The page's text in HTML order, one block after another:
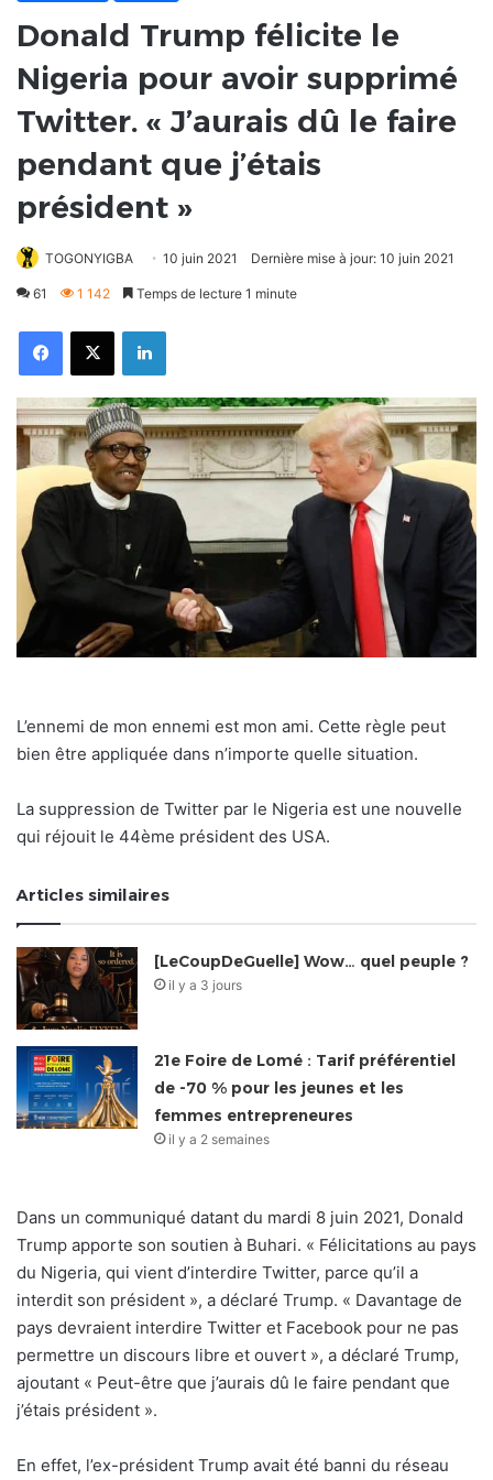
Donald Trump félicite le
Nigeria pour avoir supprimé
Twitter. « J’aurais dû le faire
pendant que j’étais
président »
TOGONYIGBA 10 juin 2021 Dernière mise à jour: 10 juin 2021
61 1 142 Temps de lecture 1 minute
FacebookX Linkedin
L’ennemi de mon ennemi est mon ami. Cette règle peut
bien être appliquée dans n’importe quelle situation.
La suppression de Twitter par le Nigeria est une nouvelle
qui réjouit le 44ème président des USA.
Articles similaires
[LeCoupDeGuelle] Wow… quel peuple ?
il y a 3 jours
21e Foire de Lomé : Tarif préférentiel
de -70 % pour les jeunes et les
femmes entrepreneures
il y a 2 semaines
Dans un communiqué datant du mardi 8 juin 2021, Donald
Trump apporte son soutien à Buhari. « Félicitations au pays
du Nigeria, qui vient d’interdire Twitter, parce qu’il a
interdit son président », a déclaré Trump. « Davantage de
pays devraient interdire Twitter et Facebook pour ne pas
permettre un discours libre et ouvert », a déclaré Trump,
ajoutant « Peut-être que j’aurais dû le faire pendant que
j’étais président ».
En effet, l’ex-président Trump avait été banni du réseau